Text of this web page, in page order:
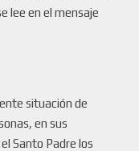
lee en el mensaje
situación de
en sus
Santo Padre los